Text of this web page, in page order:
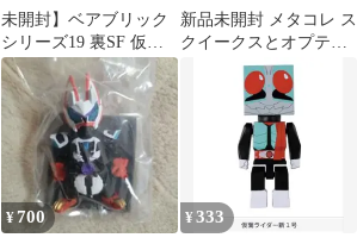
未開封】ベアブリック
シリーズ19 裏SF 仮面
ライダー電王 モモタロ
ス
新品未開封 メタコレ ス
クイークスとオプティ
マスプライム 【2点セ
¥700 ¥333